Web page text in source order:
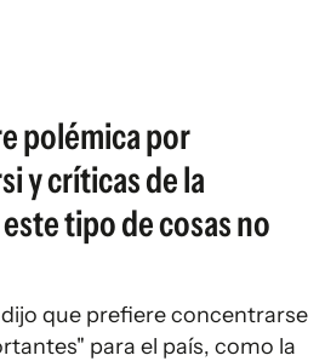
polémica por
y críticas de la
tipo de cosas no
que prefiere concentrarse
para el país, como la